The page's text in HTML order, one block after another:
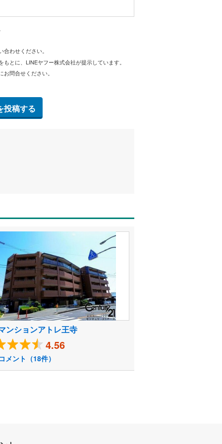
わせください。
もとに、LINEヤフー株式会社が提示しています。
問合せください。
投稿する
ンションアトレ王寺
4.56
メント（18件）